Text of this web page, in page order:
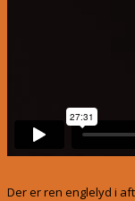
Der er ren englelyd i